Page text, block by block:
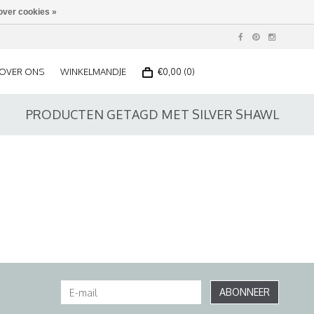
ONS WINKELMANDJE €0,00 (0)
PRODUCTEN GETAGD MET SILVER SHAWL
ABONNEER
cookies »